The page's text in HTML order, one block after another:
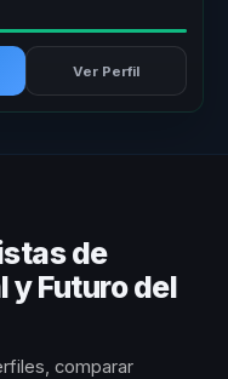
Ver Perfil
de
Futuro del
comparar